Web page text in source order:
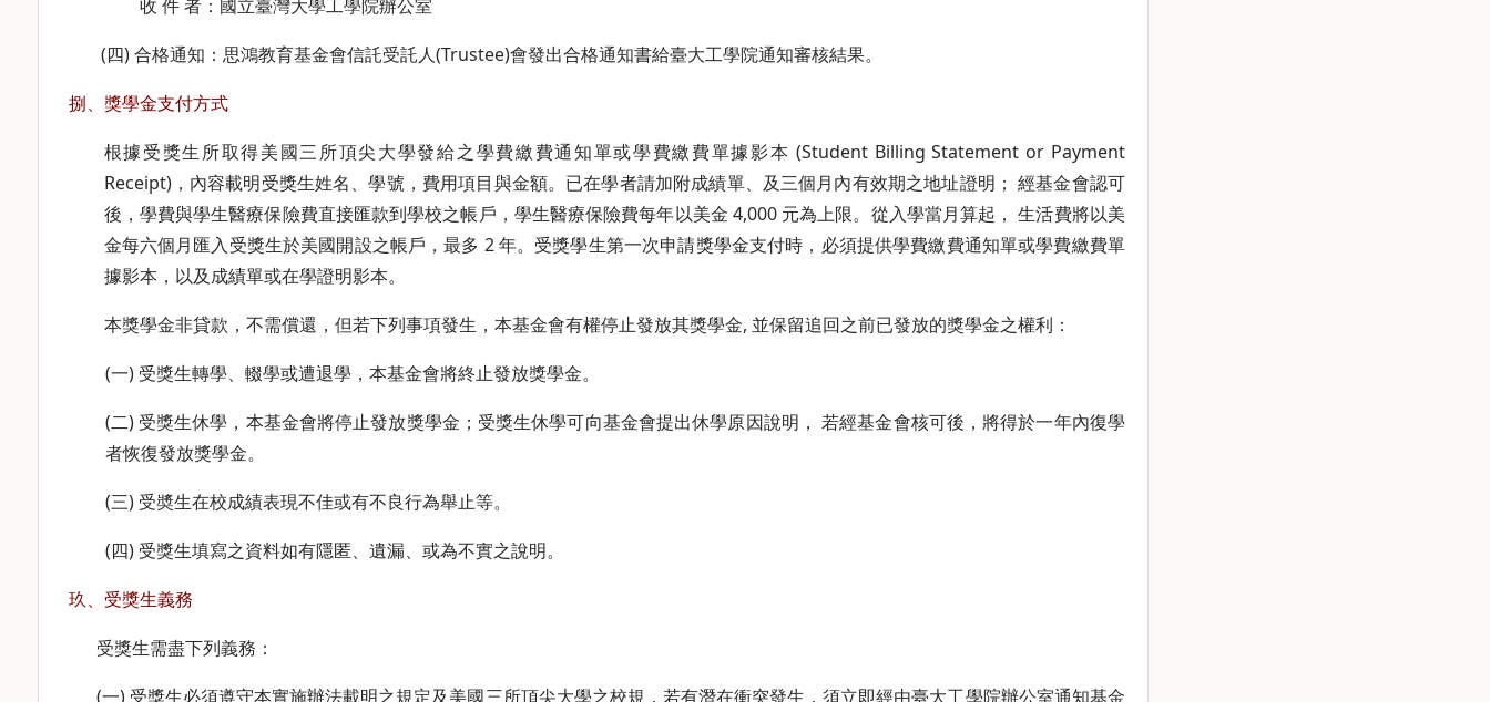
收 件 者：國立臺灣大學工學院辦公室
(四) 合格通知：思鴻教育基金會信託受託人(Trustee)會發出合格通知書給臺大工學院通知審核結果。
捌、獎學金支付方式
根據受獎生所取得美國三所頂尖大學發給之學費繳費通知單或學費繳費單據影本 (Student Billing Statement or Payment
Receipt)，內容載明受獎生姓名、學號，費用項目與金額。已在學者請加附成績單、及三個月內有效期之地址證明； 經基金會認可
後，學費與學生醫療保險費直接匯款到學校之帳戶，學生醫療保險費每年以美金 4,000 元為上限。從入學當月算起， 生活費將以美
金每六個月匯入受獎生於美國開設之帳戶，最多 2 年。受獎學生第一次申請獎學金支付時，必須提供學費繳費通知單或學費繳費單
據影本，以及成績單或在學證明影本。
本獎學金非貸款，不需償還，但若下列事項發生，本基金會有權停止發放其獎學金, 並保留追回之前已發放的獎學金之權利：
(一) 受獎生轉學、輟學或遭退學，本基金會將終止發放獎學金。
(二) 受獎生休學，本基金會將停止發放獎學金；受獎生休學可向基金會提出休學原因說明， 若經基金會核可後，將得於一年內復學
者恢復發放獎學金。
(三) 受奬生在校成績表現不佳或有不良行為舉止等。
(四) 受獎生填寫之資料如有隱匿、遺漏、或為不實之說明。
玖、受獎生義務
受獎生需盡下列義務：
(一) 受獎生必須遵守本實施辦法載明之規定及美國三所頂尖大學之校規，若有潛在衝突發生，須立即經由臺大工學院辦公室通知基金